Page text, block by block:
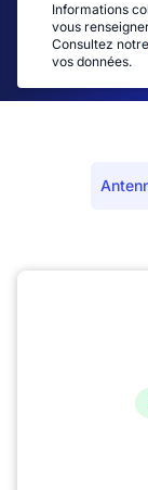
Informations
vous
Consultez notre
vos données.